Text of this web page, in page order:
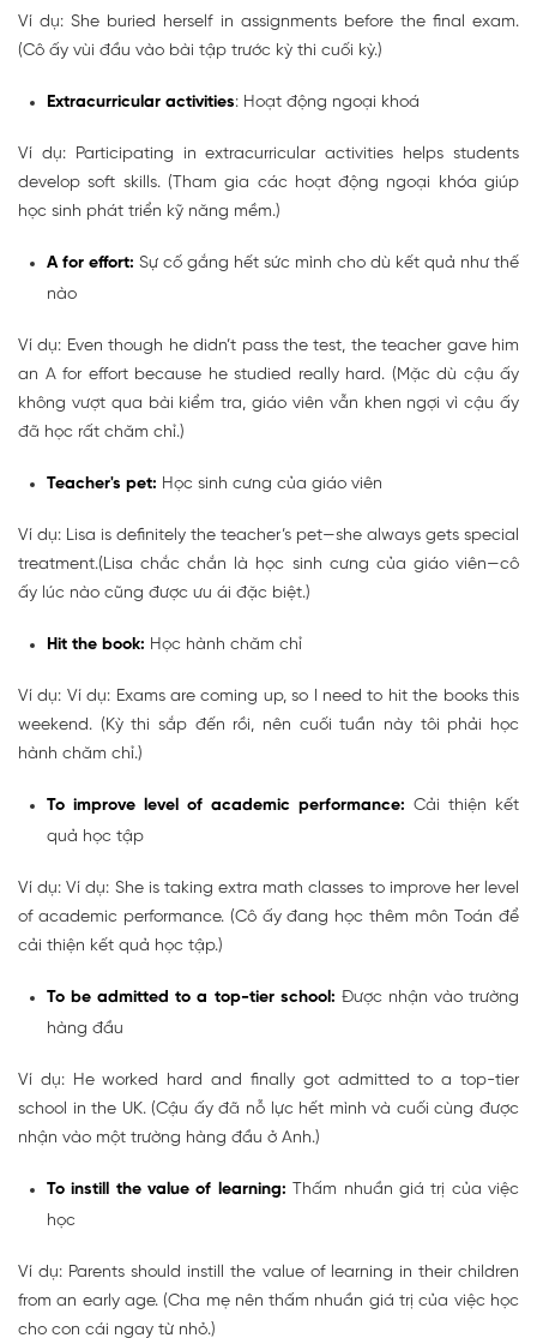
Ví dụ: She buried herself in assignments before the final exam.
(Cô ấy vùi đầu vào bài tập trước kỳ thi cuối kỳ.)
Extracurricular activities: Hoạt động ngoại khoá
Ví dụ: Participating in extracurricular activities helps students
develop soft skills. (Tham gia các hoạt động ngoại khóa giúp
học sinh phát triển kỹ năng mềm.)
A for effort: Sự cố gắng hết sức mình cho dù kết quả như thế
nào
Ví dụ: Even though he didn’t pass the test, the teacher gave him
an A for effort because he studied really hard. (Mặc dù cậu ấy
không vượt qua bài kiểm tra, giáo viên vẫn khen ngợi vì cậu ấy
đã học rất chăm chỉ.)
Teacher's pet: Học sinh cưng của giáo viên
Ví dụ: Lisa is definitely the teacher’s pet—she always gets special
treatment.(Lisa chắc chắn là học sinh cưng của giáo viên—cô
ấy lúc nào cũng được ưu ái đặc biệt.)
Hit the book: Học hành chăm chỉ
Ví dụ: Ví dụ: Exams are coming up, so I need to hit the books this
weekend. (Kỳ thi sắp đến rồi, nên cuối tuần này tôi phải học
hành chăm chỉ.)
To improve level of academic performance: Cải thiện kết
quả học tập
Ví dụ: Ví dụ: She is taking extra math classes to improve her level
of academic performance. (Cô ấy đang học thêm môn Toán để
cải thiện kết quả học tập.)
To be admitted to a top-tier school: Được nhận vào trường
hàng đầu
Ví dụ: He worked hard and finally got admitted to a top-tier
school in the UK. (Cậu ấy đã nỗ lực hết mình và cuối cùng được
nhận vào một trường hàng đầu ở Anh.)
To instill the value of learning: Thấm nhuần giá trị của việc
học
Ví dụ: Parents should instill the value of learning in their children
from an early age. (Cha mẹ nên thấm nhuần giá trị của việc học
cho con cái ngay từ nhỏ.)